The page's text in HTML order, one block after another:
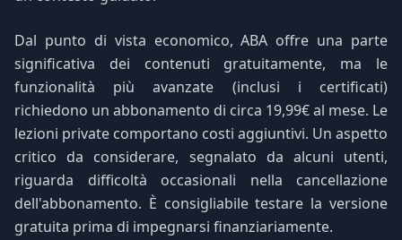
Dal punto di vista economico, ABA offre una parte
significativa dei contenuti gratuitamente, ma le
funzionalità più avanzate (inclusi i certificati)
richiedono un abbonamento di circa 19,99€ al mese. Le
lezioni private comportano costi aggiuntivi. Un aspetto
critico da considerare, segnalato da alcuni utenti,
riguarda difficoltà occasionali nella cancellazione
dell'abbonamento. È consigliabile testare la versione
gratuita prima di impegnarsi finanziariamente.